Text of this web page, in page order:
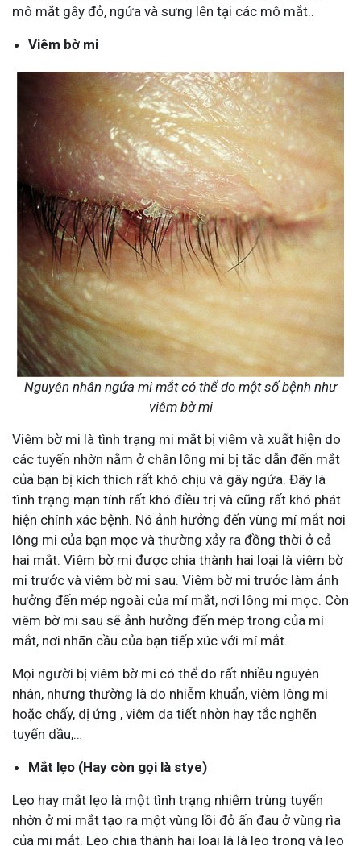
mô mắt gây đỏ, ngứa và sưng lên tại các mô mắt..
Viêm bờ mi
Nguyên nhân ngứa mi mắt có thể do một số bệnh như
viêm bờ mi
Viêm bờ mi là tình trạng mi mắt bị viêm và xuất hiện do
các tuyến nhờn nằm ở chân lông mi bị tắc dẫn đến mắt
của bạn bị kích thích rất khó chịu và gây ngứa. Đây là
tình trạng mạn tính rất khó điều trị và cũng rất khó phát
hiện chính xác bệnh. Nó ảnh hưởng đến vùng mí mắt nơi
lông mi của bạn mọc và thường xảy ra đồng thời ở cả
hai mắt. Viêm bờ mi được chia thành hai loại là viêm bờ
mi trước và viêm bờ mi sau. Viêm bờ mi trước làm ảnh
hưởng đến mép ngoài của mí mắt, nơi lông mi mọc. Còn
viêm bờ mi sau sẽ ảnh hưởng đến mép trong của mí
mắt, nơi nhãn cầu của bạn tiếp xúc với mí mắt.
Mọi người bị viêm bờ mi có thể do rất nhiều nguyên
nhân, nhưng thường là do nhiễm khuẩn, viêm lông mi
hoặc chấy, dị ứng , viêm da tiết nhờn hay tắc nghẽn
tuyến dầu,…
Mắt lẹo (Hay còn gọi là stye)
Lẹo hay mắt lẹo là một tình trạng nhiễm trùng tuyến
nhờn ở mi mắt tạo ra một vùng lồi đỏ ấn đau ở vùng rìa
của mi mắt. Lẹo chia thành hai loại là là lẹo trong và lẹo